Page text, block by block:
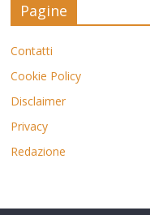
Pagine
Contatti
Cookie Policy
Disclaimer
Privacy
Redazione